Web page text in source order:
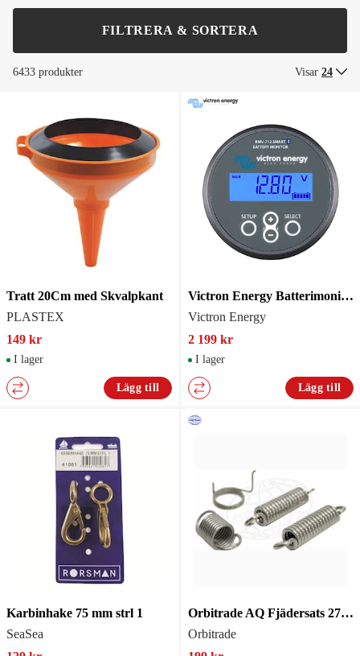
FILTRERA & SORTERA
6433 produkter Visar 24
Tratt 20Cm med Skvalpkant
PLASTEX
149 kr
I lager
Lägg till
Victron Energy Batterimonitor BMV-712 Smart med Bluetooth Grå
Victron Energy
2 199 kr
I lager
Lägg till
Karbinhake 75 mm strl 1
SeaSea
Orbitrade AQ Fjädersats 270-290 SPDP
Orbitrade